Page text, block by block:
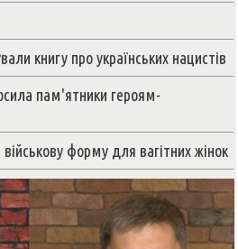
книгу про українських нацистів
пам'ятники героям-
форму для вагітних жінок